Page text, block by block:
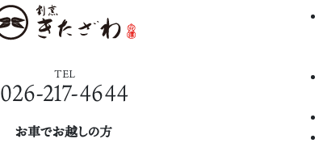
TEL
026-217-4644
お車でお越しの方